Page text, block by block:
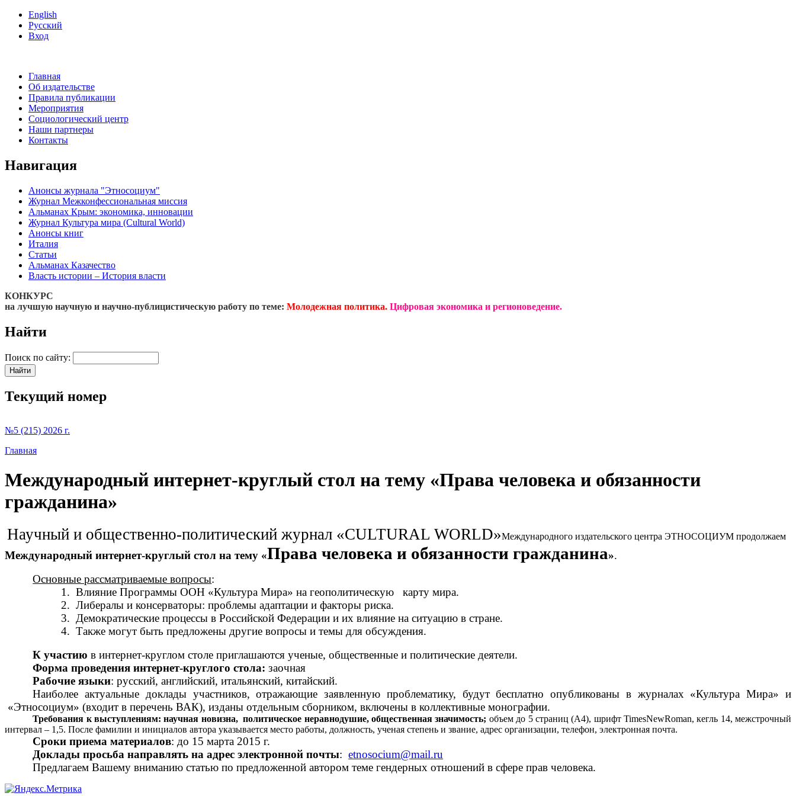
English
Русский
Вход
Главная
Об издательстве
Правила публикации
Мероприятия
Социологический центр
Наши партнеры
Контакты
Навигация
Анонсы журнала "Этносоциум"
Журнал Межконфессиональная миссия
Альманах Крым: экономика, инновации
Журнал Культура мира (Cultural World)
Анонсы книг
Италия
Статьи
Альманах Казачество
Власть истории – История власти
КОНКУРС
на лучшую научную и научно-публицистическую работу по теме: Молодежная политика. Цифровая экономика и регионоведение.
Найти
Поиск по сайту:
Текущий номер
№5 (215) 2026 г.
Главная
Международный интернет-круглый стол на тему «Права человека и обязанности
гражданина»
Научный и общественно-политический журнал «CULTURAL WORLD»Международного издательского центра ЭТНОСОЦИУМ продолжаем
Международный интернет-круглый стол на тему «Права человека и обязанности гражданина».
Основные рассматриваемые вопросы:
1. Влияние Программы ООН «Культура Мира» на геополитическую карту мира.
2. Либералы и консерваторы: проблемы адаптации и факторы риска.
3. Демократические процессы в Российской Федерации и их влияние на ситуацию в стране.
4. Также могут быть предложены другие вопросы и темы для обсуждения.
К участию в интернет-круглом столе приглашаются ученые, общественные и политические деятели.
Форма проведения интернет-круглого стола:заочная
Рабочие языки: русский, английский, итальянский, китайский.
Наиболее актуальные доклады участников, отражающие заявленную проблематику, будут бесплатно опубликованы в журналах «Культура Мира» и
«Этносоциум» (входит в перечень ВАК), изданы отдельным сборником, включены в коллективные монографии.
Требования к выступлениям: научная новизна, политическое неравнодушие, общественная значимость; объем до 5 страниц (А4), шрифт TimesNewRoman, кегль 14, межстрочный
интервал – 1,5. После фамилии и инициалов автора указывается место работы, должность, ученая степень и звание, адрес организации, телефон, электронная почта.
Сроки приема материалов: до 15 марта 2015 г.
Доклады просьба направлять на адрес электронной почты:etnosocium@mail.ru
Предлагаем Вашему вниманию статью по предложенной автором теме гендерных отношений в сфере прав человека.